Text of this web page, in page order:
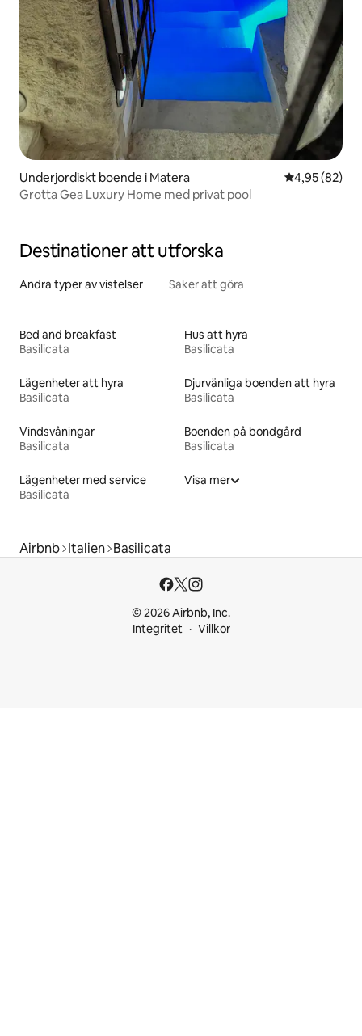
Underjordiskt boende i Matera 4,95 av 5 i
4,95 (82)
Grotta Gea Luxury Home med privat pool
Destinationer att utforska
Andra typer av vistelser Saker att göra
Bed and breakfast
Basilicata
Hus att hyra
Basilicata
Lägenheter att hyra
Basilicata
Djurvänliga boenden att hyra
Basilicata
Vindsvåningar
Basilicata
Boenden på bondgård
Basilicata
Lägenheter med service
Basilicata
Visa mer
Airbnb Italien Basilicata
© 2026 Airbnb, Inc.
Integritet
Villkor